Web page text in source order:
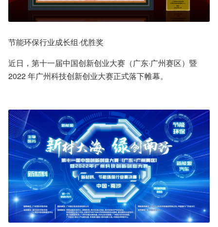
节能环保行业成长组·优胜奖
近日，第十一届中国创新创业大赛（广东·广州赛区）暨
2022 年广州科技创新创业大赛正式落下帷幕。